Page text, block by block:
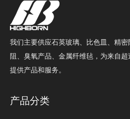
我们主要供应石英玻璃、比色皿、精
阻、臭氧产品、金属纤维毡，为来自
提供产品和服务。
产品分类